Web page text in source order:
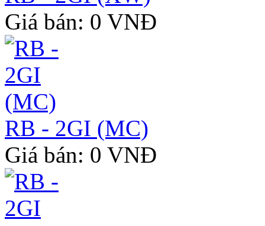
Giá bán: 0 VNĐ
RB - 2GI (MC)
Giá bán: 0 VNĐ